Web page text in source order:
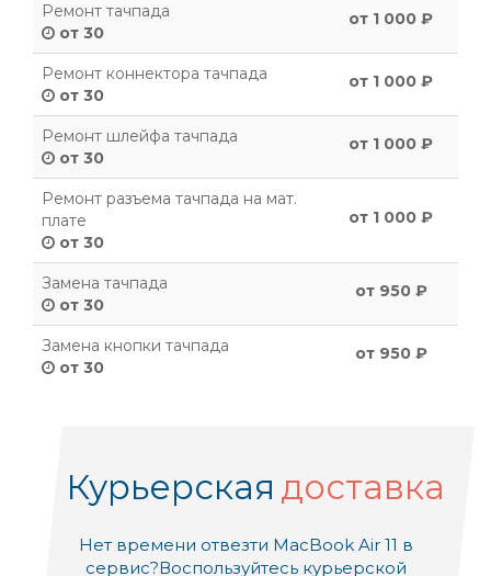
Ремонт тачпада
от 30
от 1 000 ₽
Ремонт коннектора тачпада
от 30
от 1 000 ₽
Ремонт шлейфа тачпада
от 30
от 1 000 ₽
Ремонт разъема тачпада на мат.
плате
от 30
от 1 000 ₽
Замена тачпада
от 30
от 950 ₽
Замена кнопки тачпада
от 30
от 950 ₽
Курьерская доставка
Нет времени отвезти MacBook Air 11 в
сервис?Воспользуйтесь курьерской